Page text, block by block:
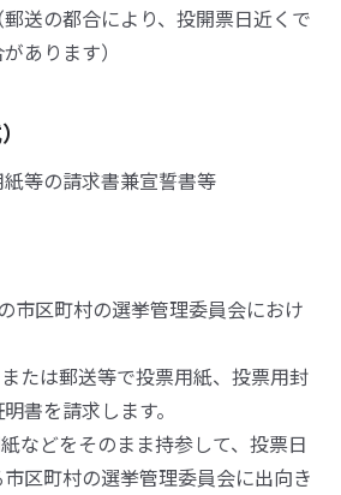
送の都合により、投開票日近くで
あります）
等の請求書兼宣誓書等
市区町村の選挙管理委員会におけ
たは郵送等で投票用紙、投票用封
書を請求します。
などをそのまま持参して、投票日
区町村の選挙管理委員会に出向き